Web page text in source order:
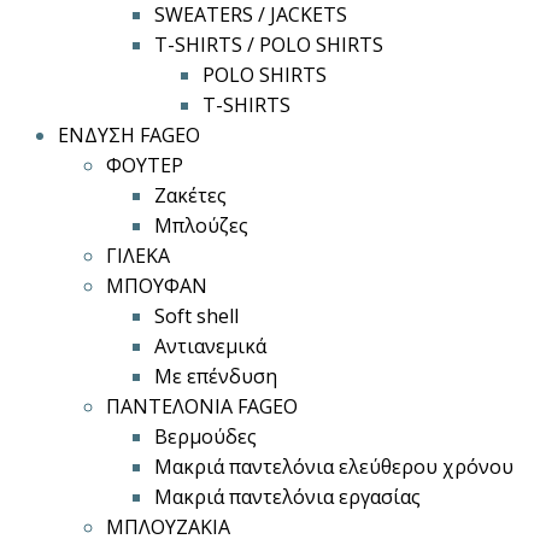
SWEATERS / JACKETS
T-SHIRTS / POLO SHIRTS
POLO SHIRTS
T-SHIRTS
ΕΝΔΥΣΗ FAGEO
ΦΟΥΤΕΡ
Ζακέτες
Μπλούζες
ΓΙΛΕΚΑ
ΜΠΟΥΦΑΝ
Soft shell
Αντιανεμικά
Με επένδυση
ΠΑΝΤΕΛΟΝΙΑ FAGEO
Βερμούδες
Μακριά παντελόνια ελεύθερου χρόνου
Μακριά παντελόνια εργασίας
ΜΠΛΟΥΖΑΚΙΑ